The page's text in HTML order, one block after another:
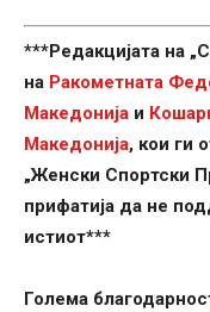
***Редакцијата на
на Ракометната
Македонија и
Македонија, кои ги
„Женски Спортски
прифатија да не
истиот***
Голема